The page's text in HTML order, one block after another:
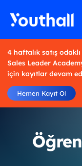
4 haftalık satış
Sales Leader
için kayıtlar devam
Hemen Kayıt Ol